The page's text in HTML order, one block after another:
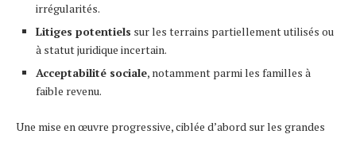
irrégularités.
Litiges potentiels sur les terrains partiellement utilisés ou
à statut juridique incertain.
Acceptabilité sociale, notamment parmi les familles à
faible revenu.
Une mise en œuvre progressive, ciblée d’abord sur les grandes